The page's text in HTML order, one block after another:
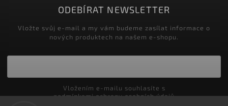
ODEBÍRAT NEWSLETTER
Vložte svůj e-mail a my vám budeme zasílat informace o
nových produktech na našem e-shopu.
podmínkami ochrany osobních údajů